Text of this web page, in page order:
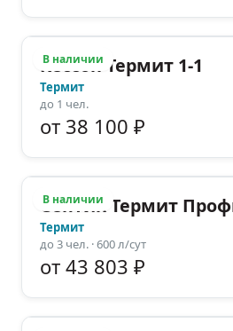
В наличии
Кессон Термит 1-1
Термит
до 1 чел.
от 38 100 ₽
В наличии
Септик Термит
Термит
до 3 чел. · 600 л/сут
от 43 803 ₽